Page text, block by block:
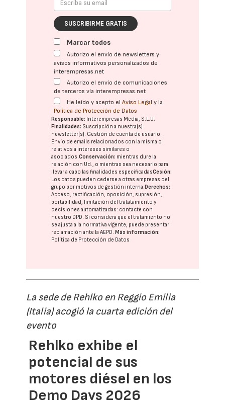
SUSCRIBIRME GRATIS
Marcar todos
Autorizo el envío de newsletters y
avisos informativos personalizados de
interempresas.net
Autorizo el envío de comunicaciones
de terceros vía interempresas.net
He leído y acepto elAviso Legal y la
Política de Protección de Datos
Responsable: Interempresas Media, S.L.U.
Finalidades: Suscripción a nuestra(s)
newsletter(s). Gestión de cuenta de usuario.
Envío de emails relacionados con la misma o
relativos a intereses similares o
asociados.Conservación: mientras dure la
relación con Ud., o mientras sea necesario para
llevar a cabo las finalidades especificadasCesión:
Los datos pueden cederse a otras empresas del
grupo por motivos de gestión interna. Derechos:
Acceso, rectificación, oposición, supresión,
portabilidad, limitación del tratatamiento y
decisiones automatizadas: contacte con
nuestro DPD. Si considera que el tratamiento no
se ajusta a la normativa vigente, puede presentar
reclamación ante laAEPD. Más información:
Política de Protección de Datos
La sede de Rehlko en Reggio Emilia
(Italia) acogió la cuarta edición del
evento
Rehlko exhibe el
potencial de sus
motores diésel en los
Demo Days 2026